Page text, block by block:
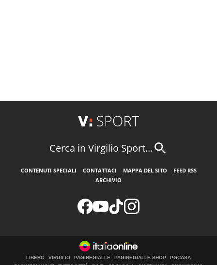
Cerca in Virgilio Sport...
CONTENUTI SPECIALI CONTATTACI MAPPA DEL SITO
FEED RSS
ARCHIVIO
LIBERO VIRGILIO PAGINEGIALLE PAGINEGIALLE SHOP
PGCASA